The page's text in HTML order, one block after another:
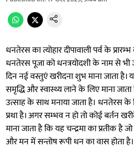
धनतेरस का त्योहार दीपावाली पर्व के
धनतेरस पूजा को धनत्रयोदशी के नाम से भी
दिन नई वस्तुएं खरीदना शुभ माना जाता है।
समृद्धि और स्वास्थ्य लाने के लिए माना
उत्साह के साथ मनाया जाता है। धनतेरस के
प्रथा है। अगर सम्भव न हो तो कोई बर्तन
माना जाता है कि यह चन्द्रमा का प्रतीक है
और मन में सन्तोष रूपी धन का वास होता है।